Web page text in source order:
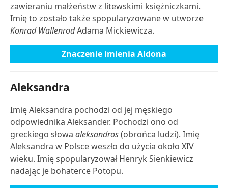
zawieraniu małżeństw z litewskimi księżniczkami.
Imię to zostało także spopularyzowane w utworze
Konrad WallenrodAdama Mickiewicza.
Znaczenie imienia Aldona
Aleksandra
Imię Aleksandra pochodzi od jej męskiego
odpowiednika Aleksander. Pochodzi ono od
greckiego słowa aleksandros(obrońca ludzi). Imię
Aleksandra w Polsce weszło do użycia około XIV
wieku. Imię spopularyzował Henryk Sienkiewicz
nadając je bohaterce Potopu.